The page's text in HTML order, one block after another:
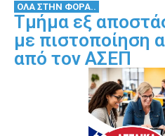
ΟΛΑ ΣΤΗΝ ΦΟΡΑ..
Τμήμα εξ
με πιστοποίηση
από τον ΑΣΕΠ